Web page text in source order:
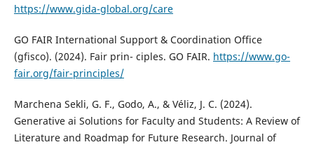
https://www.gida-global.org/care
GO FAIR International Support & Coordination Office
(gfisco). (2024). Fair prin- ciples. GO FAIR. https://www.go-
fair.org/fair-principles/
Marchena Sekli, G. F., Godo, A., & Véliz, J. C. (2024).
Generative ai Solutions for Faculty and Students: A Review of
Literature and Roadmap for Future Research. Journal of